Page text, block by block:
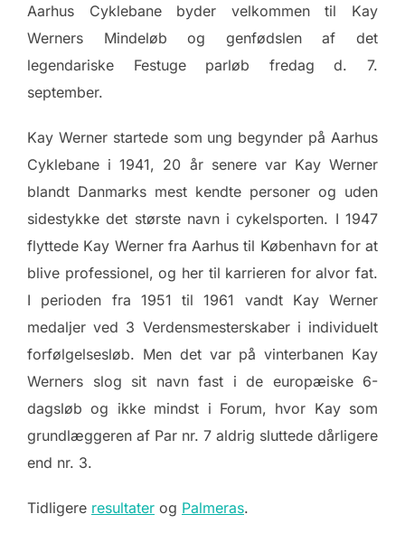
Aarhus Cyklebane byder velkommen til Kay
Werners Mindeløb og genfødslen af det
legendariske Festuge parløb fredag d. 7.
september.
Kay Werner startede som ung begynder på Aarhus
Cyklebane i 1941, 20 år senere var Kay Werner
blandt Danmarks mest kendte personer og uden
sidestykke det største navn i cykelsporten. I 1947
flyttede Kay Werner fra Aarhus til København for at
blive professionel, og her til karrieren for alvor fat.
I perioden fra 1951 til 1961 vandt Kay Werner
medaljer ved 3 Verdensmesterskaber i individuelt
forfølgelsesløb. Men det var på vinterbanen Kay
Werners slog sit navn fast i de europæiske 6-
dagsløb og ikke mindst i Forum, hvor Kay som
grundlæggeren af Par nr. 7 aldrig sluttede dårligere
end nr. 3.
Tidligere resultater og Palmeras.